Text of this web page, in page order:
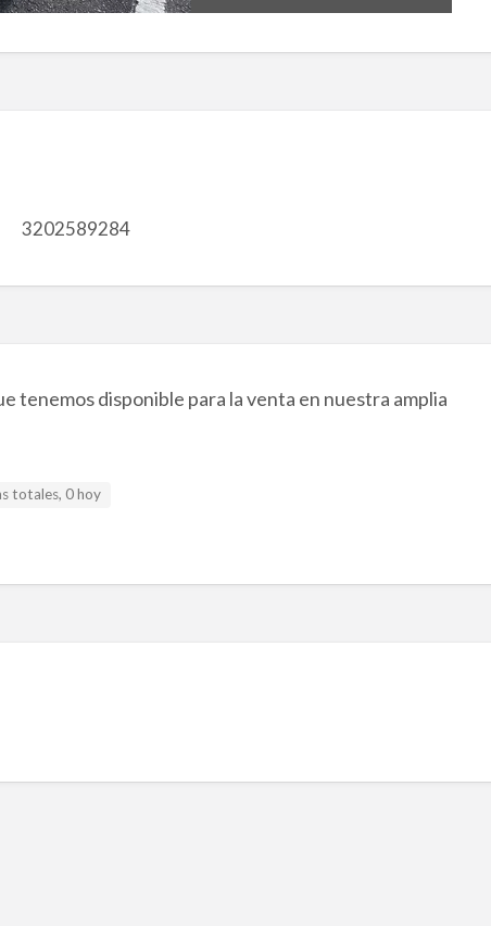
3202589284
tenemos disponible para la venta en nuestra amplia
totales, 0 hoy